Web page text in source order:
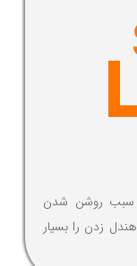
سبب روشن شدن
زدن را بسیار